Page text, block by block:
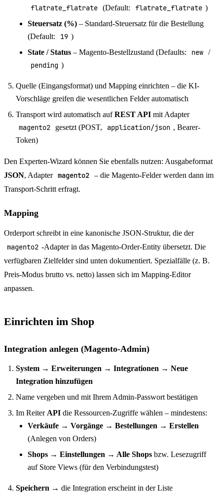
flatrate_flatrate (Default: flatrate_flatrate )
Steuersatz (%) – Standard-Steuersatz für die Bestellung
(Default:
19 )
State / Status – Magento-Bestellzustand (Defaults: new /
pending )
Quelle (Eingangsformat) und Mapping einrichten – die KI-
Vorschläge greifen die wesentlichen Felder automatisch
Transport wird automatisch aufREST API mit Adapter
magento2 gesetzt (POST, application/json , Bearer-
Token)
Den Experten-Wizard können Sie ebenfalls nutzen: Ausgabeformat
JSON, Adapter magento2 – die Magento-Felder werden dann im
Transport-Schritt erfragt.
Mapping
Orderport schreibt in eine kanonische JSON-Struktur, die der
magento2 -Adapter in das Magento-Order-Entity übersetzt. Die
verfügbaren Zielfelder sind unten dokumentiert. Spezialfälle (z. B.
Preis-Modus brutto vs. netto) lassen sich im Mapping-Editor
anpassen.
Einrichten im Shop
Integration anlegen (Magento-Admin)
System → Erweiterungen → Integrationen → Neue
Integration hinzufügen
Name vergeben und mit Ihrem Admin-Passwort bestätigen
Im Reiter API die Ressourcen-Zugriffe wählen – mindestens:
Verkäufe → Vorgänge → Bestellungen → Erstellen
(Anlegen von Orders)
Shops → Einstellungen → Alle Shops bzw. Lesezugriff
auf Store Views (für den Verbindungstest)
Speichern → die Integration erscheint in der Liste